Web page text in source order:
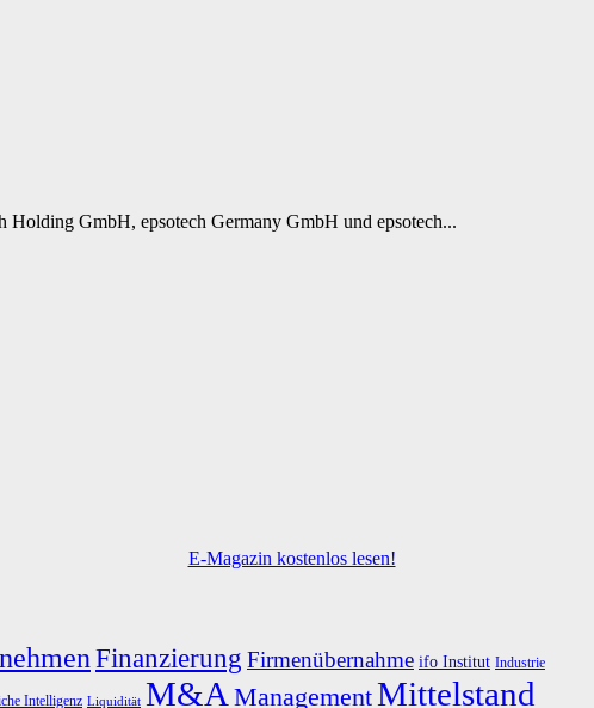
Holding GmbH, epsotech Germany GmbH und epsotech...
E-Magazin kostenlos lesen!
Finanzierung Firmenübernahme ifo Institut Industrie
Intelligenz Liquidität M&A ManagementMittelstand